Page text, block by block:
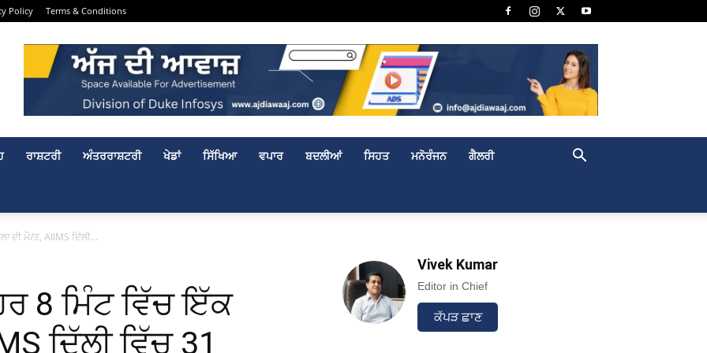
Policy Terms & Conditions
ਰਾਸ਼ਟਰੀ ਅੰਤਰਰਾਸ਼ਟਰੀ ਖੇਡਾਂ ਸਿੱਖਿਆ ਵਪਾਰ ਬਦਲੀਆਂ ਸਿਹਤ ਮਨੋਰੰਜਨ ਗੈਲਰੀ
ਦੀ ਮੌ/ਤ, AIIMS ਦਿੱਲੀ...
8 ਮਿੰਟ ਵਿੱਚ ਇੱਕ
ਦਿੱਲੀ ਵਿੱਚ 31
Vivek Kumar
Editor in Chief
ਕੱਪੜ ਛਾਣ